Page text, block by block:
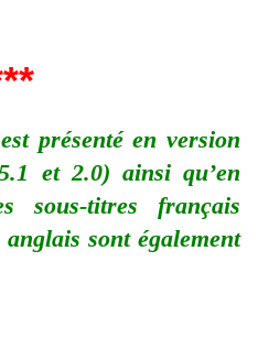
présenté en version
et 2.0) ainsi qu’en
sous-titres français
sont également